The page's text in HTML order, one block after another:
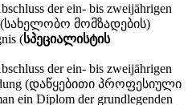
der ein- bis zweijährigen
(სახელობო მომზადების)
(სპეციალისტის
der ein- bis zweijährigen
(დაწყებითი პროფესიული
ein Diplom der grundlegenden